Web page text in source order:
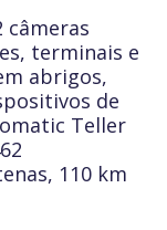
câmeras
terminais e
abrigos,
de
Teller
110 km